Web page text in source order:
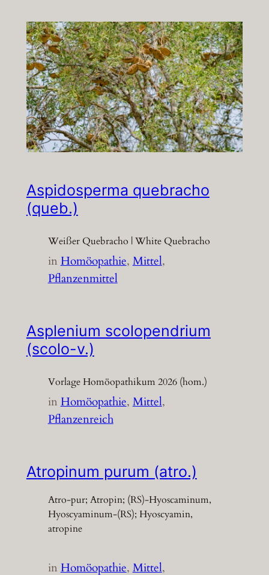
Aspidosperma quebracho
(queb.)
Weißer Quebracho | White Quebracho
inHomöopathie, Mittel
Pflanzenmittel
Asplenium scolopendrium
(scolo-v.)
Vorlage Homöopathikum 2026 (hom.)
inHomöopathie, Mittel
Pflanzenreich
Atropinum purum (atro.)
Atro-pur; Atropin; (RS)-Hyoscaminum,
Hyoscyaminum-(RS); Hyoscyamin,
atropine
inHomöopathie, Mittel